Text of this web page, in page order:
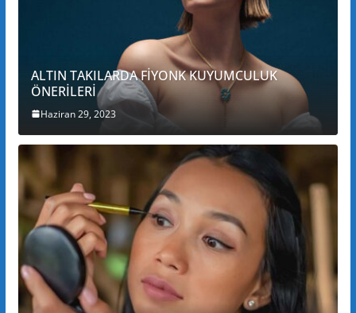
ALTIN TAKILARDA FİYONK KUYUMCULUK
ÖNERİLERİ
Haziran 29, 2023